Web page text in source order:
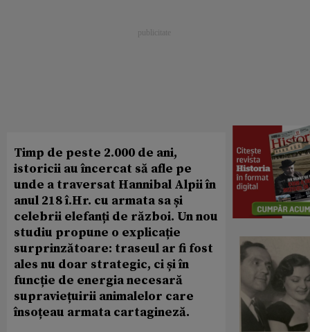
Timp de peste 2.000 de ani,
istoricii au încercat să afle pe
unde a traversat Hannibal Alpii în
anul 218 î.Hr. cu armata sa și
celebrii elefanți de război. Un nou
studiu propune o explicație
surprinzătoare: traseul ar fi fost
ales nu doar strategic, ci și în
funcție de energia necesară
supraviețuirii animalelor care
însoțeau armata cartagineză.